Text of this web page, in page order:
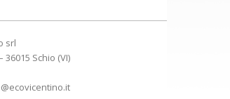
srl
36015 Schio (VI)